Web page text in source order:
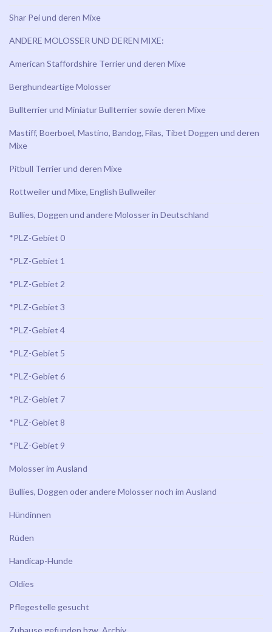
Shar Pei und deren Mixe
ANDERE MOLOSSER UND DEREN MIXE:
American Staffordshire Terrier und deren Mixe
Berghundeartige Molosser
Bullterrier und Miniatur Bullterrier sowie deren Mixe
Mastiff, Boerboel, Mastino, Bandog, Filas, Tibet Doggen und deren
Mixe
Pitbull Terrier und deren Mixe
Rottweiler und Mixe, English Bullweiler
Bullies, Doggen und andere Molosser in Deutschland
*PLZ-Gebiet 0
*PLZ-Gebiet 1
*PLZ-Gebiet 2
*PLZ-Gebiet 3
*PLZ-Gebiet 4
*PLZ-Gebiet 5
*PLZ-Gebiet 6
*PLZ-Gebiet 7
*PLZ-Gebiet 8
*PLZ-Gebiet 9
Molosser im Ausland
Bullies, Doggen oder andere Molosser noch im Ausland
Hündinnen
Rüden
Handicap-Hunde
Oldies
Pflegestelle gesucht
Zuhause gefunden bzw. Archiv